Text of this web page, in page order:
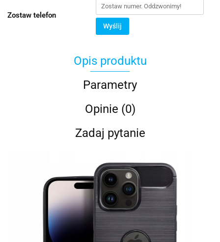
Zostaw telefon
Wyślij
Opis produktu
Parametry
Opinie (0)
Zadaj pytanie